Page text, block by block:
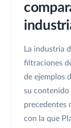
La industria
filtraciones
de ejemplos
su contenido
precedentes
con la que